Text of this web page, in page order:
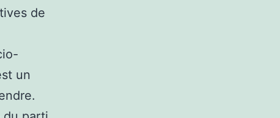
de
un